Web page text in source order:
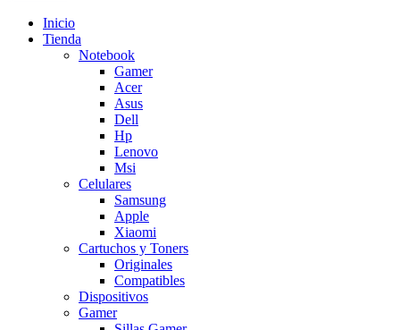
Inicio
Tienda
Notebook
Gamer
Acer
Asus
Dell
Hp
Lenovo
Msi
Celulares
Samsung
Apple
Xiaomi
Cartuchos y Toners
Originales
Compatibles
Dispositivos
Gamer